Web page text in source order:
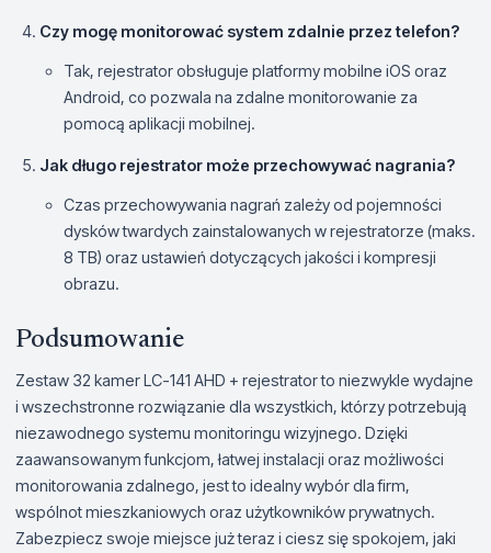
Czy mogę monitorować system zdalnie przez telefon?
Tak, rejestrator obsługuje platformy mobilne iOS oraz
Android, co pozwala na zdalne monitorowanie za
pomocą aplikacji mobilnej.
Jak długo rejestrator może przechowywać nagrania?
Czas przechowywania nagrań zależy od pojemności
dysków twardych zainstalowanych w rejestratorze (maks.
8 TB) oraz ustawień dotyczących jakości i kompresji
obrazu.
Podsumowanie
Zestaw 32 kamer LC-141 AHD + rejestrator to niezwykle wydajne
i wszechstronne rozwiązanie dla wszystkich, którzy potrzebują
niezawodnego systemu monitoringu wizyjnego. Dzięki
zaawansowanym funkcjom, łatwej instalacji oraz możliwości
monitorowania zdalnego, jest to idealny wybór dla firm,
wspólnot mieszkaniowych oraz użytkowników prywatnych.
Zabezpiecz swoje miejsce już teraz i ciesz się spokojem, jaki